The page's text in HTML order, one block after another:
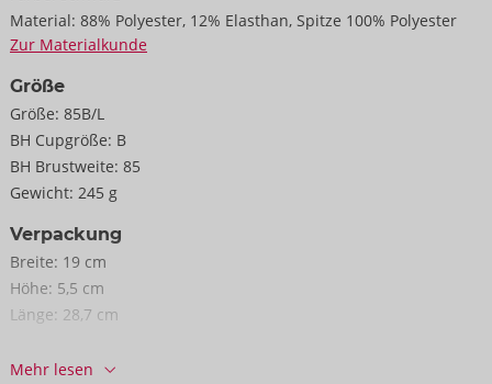
Material: 88% Polyester, 12% Elasthan, Spitze 100% Polyester
Zur Materialkunde
Größe
Größe: 85B/L
BH Cupgröße: B
BH Brustweite: 85
Gewicht: 245 g
Verpackung
Breite: 19 cm
Höhe: 5,5 cm
Länge: 28,7 cm
Mehr lesen